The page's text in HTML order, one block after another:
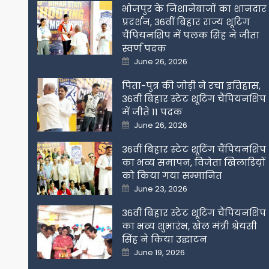
भोजपुर के निशानेबाजों का शानदार
प्रदर्शन, 36वीं बिहार राज्य शूटिंग
चैंपियनशिप में पलक सिंह ने जीता
स्वर्ण पदक
Posted
on
June 26, 2026
पिता-पुत्र की जोड़ी ने रचा इतिहास,
36वीं बिहार स्टेट शूटिंग चैंपियनशिप
में जीते 11 पदक
Posted
on
June 26, 2026
36वीं बिहार स्टेट शूटिंग चैंपियनशिप
का भव्य समापन, विजेता खिलाडिय़ों
को किया गया सम्मानित
Posted
on
June 23, 2026
36वीं बिहार स्टेट शूटिंग चैंपियनशिप
का भव्य शुभारंभ, खेल मंत्री श्रेयसी
सिंह ने किया उद्घाटन
Posted
on
June 19, 2026